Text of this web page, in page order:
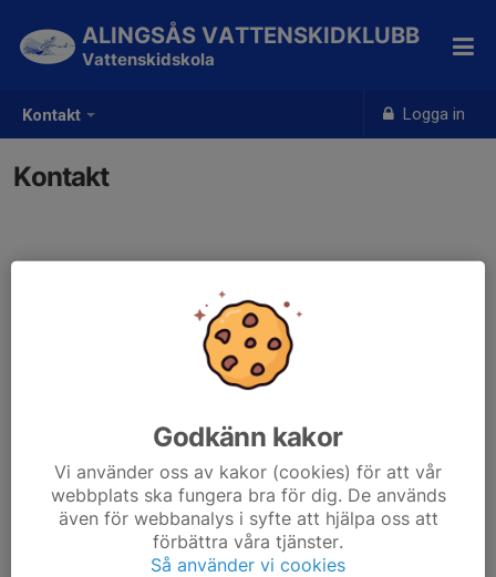
Kontakt Logga in
ALINGSÅS VATTENSKIDKLUBB
Vattenskidskola
Kontakt
Godkänn kakor
Vi använder oss av kakor (cookies) för att vår
webbplats ska fungera bra för dig. De används
även för webbanalys i syfte att hjälpa oss att
förbättra våra tjänster.
Så använder vi cookies